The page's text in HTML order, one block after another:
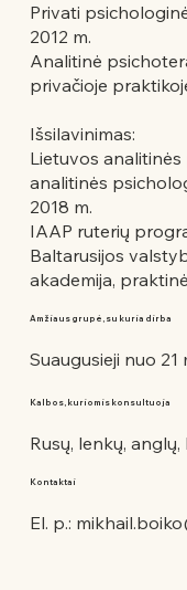
Privati
2012 m.
Analitinė
privačioje
Išsilavinimas:
Lietuvos
analitinės
2018 m.
IAAP ruterių
Baltarusijos
akademija,
Amžiaus grupė, su kuria dirba
Suaugusieji nuo 21
Kalbos, kuriomis konsultuoja
Rusų, lenkų,
Kontaktai
El. p.: